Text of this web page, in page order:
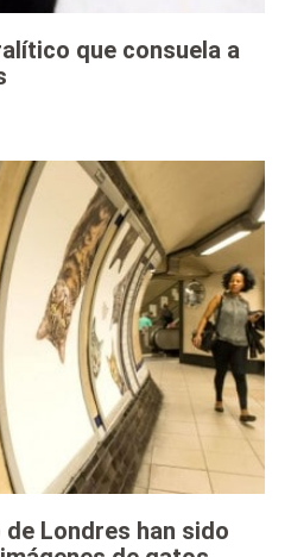
que consuela a
Londres han sido